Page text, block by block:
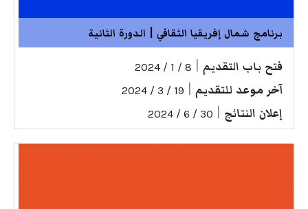
برنامج شمال إفريقيا الثقافي | الدورة الثانية
فتح باب التقديم 8 / 1 / 2024
آخر موعد للتقديم 19 / 3 / 2024
إعلان النتائج 30 / 6 / 2024